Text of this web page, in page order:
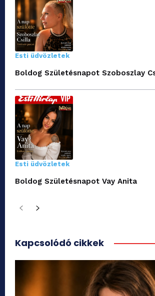
Esti üdvözletek
Boldog Születésnapot Szoboszlay
Esti üdvözletek
Boldog Születésnapot Vay Anita
Kapcsolódó cikkek